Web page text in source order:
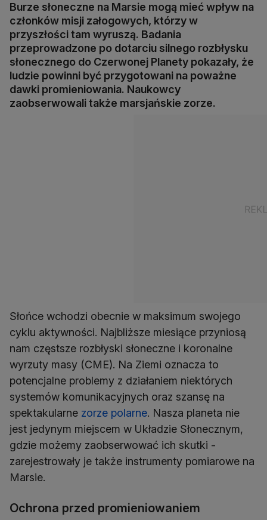
Burze słoneczne na Marsie mogą mieć wpływ na
członków misji załogowych, którzy w
przyszłości tam wyruszą. Badania
przeprowadzone po dotarciu silnego rozbłysku
słonecznego do Czerwonej Planety pokazały, że
ludzie powinni być przygotowani na poważne
dawki promieniowania. Naukowcy
zaobserwowali także marsjańskie zorze.
Słońce wchodzi obecnie w maksimum swojego
cyklu aktywności. Najbliższe miesiące przyniosą
nam częstsze rozbłyski słoneczne i koronalne
wyrzuty masy (CME). Na Ziemi oznacza to
potencjalne problemy z działaniem niektórych
systemów komunikacyjnych oraz szansę na
spektakularne zorze polarne. Nasza planeta nie
jest jedynym miejscem w Układzie Słonecznym,
gdzie możemy zaobserwować ich skutki -
zarejestrowały je także instrumenty pomiarowe na
Marsie.
Ochrona przed promieniowaniem